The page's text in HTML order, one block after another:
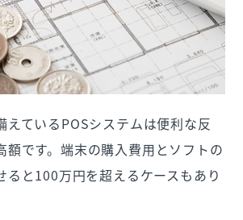
えているPOSシステムは便利な反
額です。端末の購入費用とソフトの
ると100万円を超えるケースもあり